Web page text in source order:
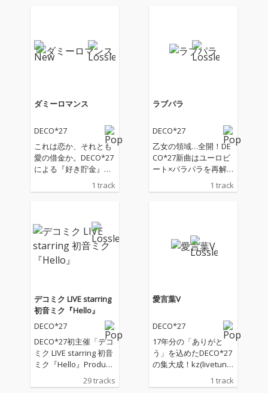
ダミーロマンス
DECO*27
これは恋か、それとも
愛の借金か。DECO*27
による『好き貯金』を
崩し続ける、令和のAT
M女子讃歌「ダミーロ
1 track
ラブパラ
DECO*27
乙女の領域…全開！DE
CO*27新曲はユーロビ
ート×パラパラを再解
釈した、AGE↑↑な超求
愛チューン「ラブパ
1 track
デコミク LIVE starring
初音ミク『Hello』
DECO*27
DECO*27初主催「デコ
ミク LIVE starring 初音
ミク『Hello』Produce
d by DECO*27 / OTOIR
O」の全公演曲を収
29 tracks
愛言葉V
DECO*27
17年分の「ありがと
う」を込めたDECO*27
の集大成！kz(livetune)
編曲による、エモーシ
ョナルかつ開放感に満
1 track